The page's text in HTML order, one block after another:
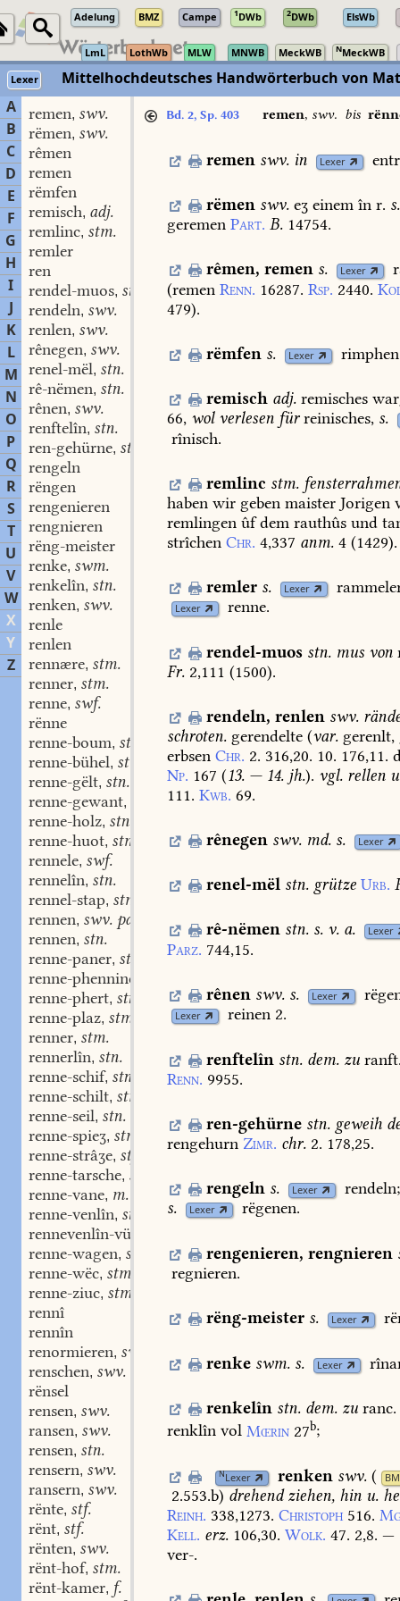
Adelung BMZ Campe 1DWb 2DWb ElsWb
LmL LothWb MLW MNWB MeckWB NMeckWB
Lexer
Mittelhochdeutsches Handwörterbuch von
A
B
C
D
E
F
G
H
I
J
K
L
M
N
O
P
Q
R
S
T
U
V
W
X
Y
Z
remen, swv.
rëmen, swv.
rêmen
remen
rëmfen
remisch, adj.
remlinc, stm.
remler
ren
rendel-muos, stn.
rendeln, swv.
renlen, swv.
rênegen, swv.
renel-mël, stn.
rê-nëmen, stn.
rênen, swv.
renftelîn, stn.
ren-gehürne, stn.
rengeln
rëngen
rengenieren
rengnieren
rëng-meister
renke, swm.
renkelîn, stn.
renken, swv.
renle
renlen
rennære, stm.
renner, stm.
renne, swf.
rënne
renne-boum, stm.
renne-bühel, stm.
renne-gëlt, stn.
renne-gewant,
renne-holz, stn.
renne-huot, stm.
rennele, swf.
rennelîn, stn.
rennel-stap, stm.
rennen, swv. part. adj.
rennen, stn.
renne-paner, stn.
renne-phenninc
renne-phert, stn.
renne-plaz, stm.
renner, stm.
rennerlîn, stn.
renne-schif, stn.
renne-schilt, stm.
renne-seil, stn.
renne-spieʒ, stm.
renne-strâʒe, stf.
renne-tarsche, swf.
renne-vane, m.
renne-venlîn, stn.
rennevenlîn-vüerer
renne-wagen, stm.
renne-wëc, stm.
renne-ziuc, stm.
rennî
rennîn
renormieren, swv.
renschen, swv. swm.
rënsel
rensen, swv.
ransen, swv.
rensen, stn.
rensern, swv.
ransern, swv.
rënte, stf.
rënt, stf.
rënten, swv.
rënt-hof, stm.
rënt-kamer, f.
Bd. 2, Sp. 403 remen, swv. bis
remen swv. in Lexer
rëmen swv. eʒeinemînr. s.
geremen Part. B. 14754.
rêmen, remen s. Lexer
(remen Renn. 16287. Rsp. 2440.
479).
rëmfen s. Lexer
remisch adj. remisches
66, wolverlesen fürreinisches, s.
rînisch.
remlinc stm.
haben wir geben maister Jorigen
remlingen ûfdem rauthûs und
strîchen Chr. 4,337 anm. 4 (1429).
remler s. Lexer
Lexer renne.
rendel-muos stn. musvon
Fr. 2,111 (1500).
rendeln, renlen swv.
schroten. gerendelte (var. gerenlt,
erbsen Chr. 2. 316,20. 10. 176,11.
Np. 167 (13. —14. jh.). vgl. rellen
111. Kwb. 69.
rênegen swv. md. s. Lexer
renel-mël stn. grütze Urb.
rê-nëmen stn. s.v.a. Lexer
Parz. 744,15.
rênen swv. s. Lexer
Lexer reinen 2.
renftelîn stn. dem.zu
Renn. 9955.
ren-gehürne stn. geweih
rengehurn Zimr. chr. 2. 178,25.
rengeln s. Lexer
rendeln;
s.
Lexer rëgenen.
rengenieren, rengnieren
regnieren.
rëng-meister s. Lexer
renke swm. s. Lexer
renkelîn stn. dem.zuranc.
renklîn vol Mœrin 27b;
NLexer renken swv. (
2.553.b) drehendziehen, hin u.
Reinh. 338,1273. Christoph 516.
Kell. erz. 106,30. Wolk. 47. 2,8. —
ver-.